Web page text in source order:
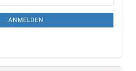
ANMELDEN